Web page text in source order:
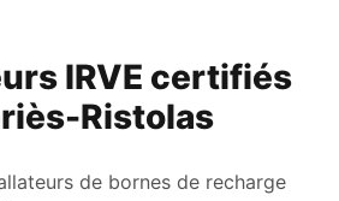
IRVE certifiés
Ristolas
de bornes de recharge